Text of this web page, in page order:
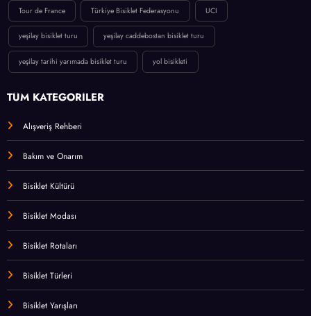
Tour de France Türkiye Bisiklet Federasyonu UCI
yeşilay bisiklet turu yeşilay caddebostan bisiklet turu
yeşilay tarihi yarımada bisiklet turu yol bisikleti
TÜM KATEGORİLER
Alışveriş Rehberi
Bakım ve Onarım
Bisiklet Kültürü
Bisiklet Modası
Bisiklet Rotaları
Bisiklet Türleri
Bisiklet Yarışları